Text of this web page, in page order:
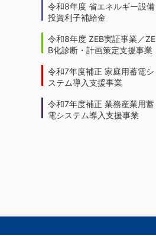
令和8年度 省エネルギー設備
投資利子補給金
令和8年度 ZEB実証事業／ZE
B化診断・計画策定支援事業
令和7年度補正 家庭用蓄電シ
ステム導入支援事業
令和7年度補正 業務産業用蓄
電システム導入支援事業